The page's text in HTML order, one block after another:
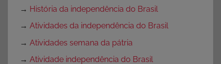
→ História da independência do Brasil
→ Atividades da independência do Brasil
→ Atividades semana da pátria
→ Atividade independência do Brasil